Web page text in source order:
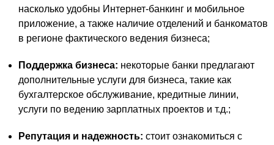
насколько удобны Интернет-банкинг и мобильное
приложение, а также наличие отделений и банкоматов
в регионе фактического ведения бизнеса;
Поддержка бизнеса: некоторые банки предлагают
дополнительные услуги для бизнеса, такие как
бухгалтерское обслуживание, кредитные линии,
услуги по ведению зарплатных проектов и т.д.;
Репутация и надежность: стоит ознакомиться с